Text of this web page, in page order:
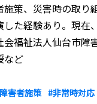
策、災害時の取り
た経験あり。現在
福祉法人仙台市障
など
害者施策 #非常時対応